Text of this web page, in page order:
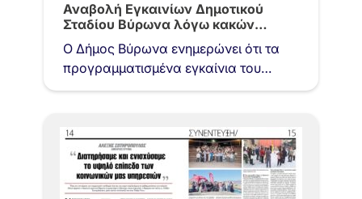
Αναβολή Εγκαινίων Δημοτικού
Σταδίου Βύρωνα λόγω κακών
καιρικών συνθηκών
Ο Δήμος Βύρωνα ενημερώνει ότι τα
προγραμματισμένα εγκαίνια του
ανακατασκευασμένου Δημοτικού
μαθητών, που επρόκειτο…